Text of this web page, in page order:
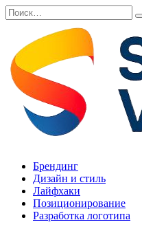
Перейти
к
содержанию
Search
for:
Брендинг
Дизайн и стиль
Лайфхаки
Позиционирование
Разработка логотипа